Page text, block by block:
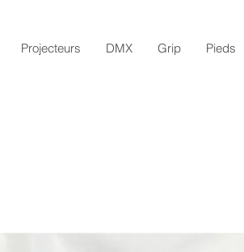
Projecteurs DMX Grip Pieds